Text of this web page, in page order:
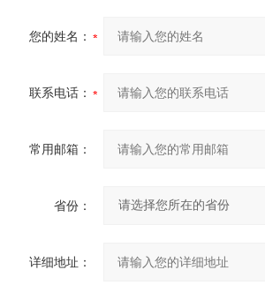
您的姓名：
联系电话：
常用邮箱：
省份：
详细地址：